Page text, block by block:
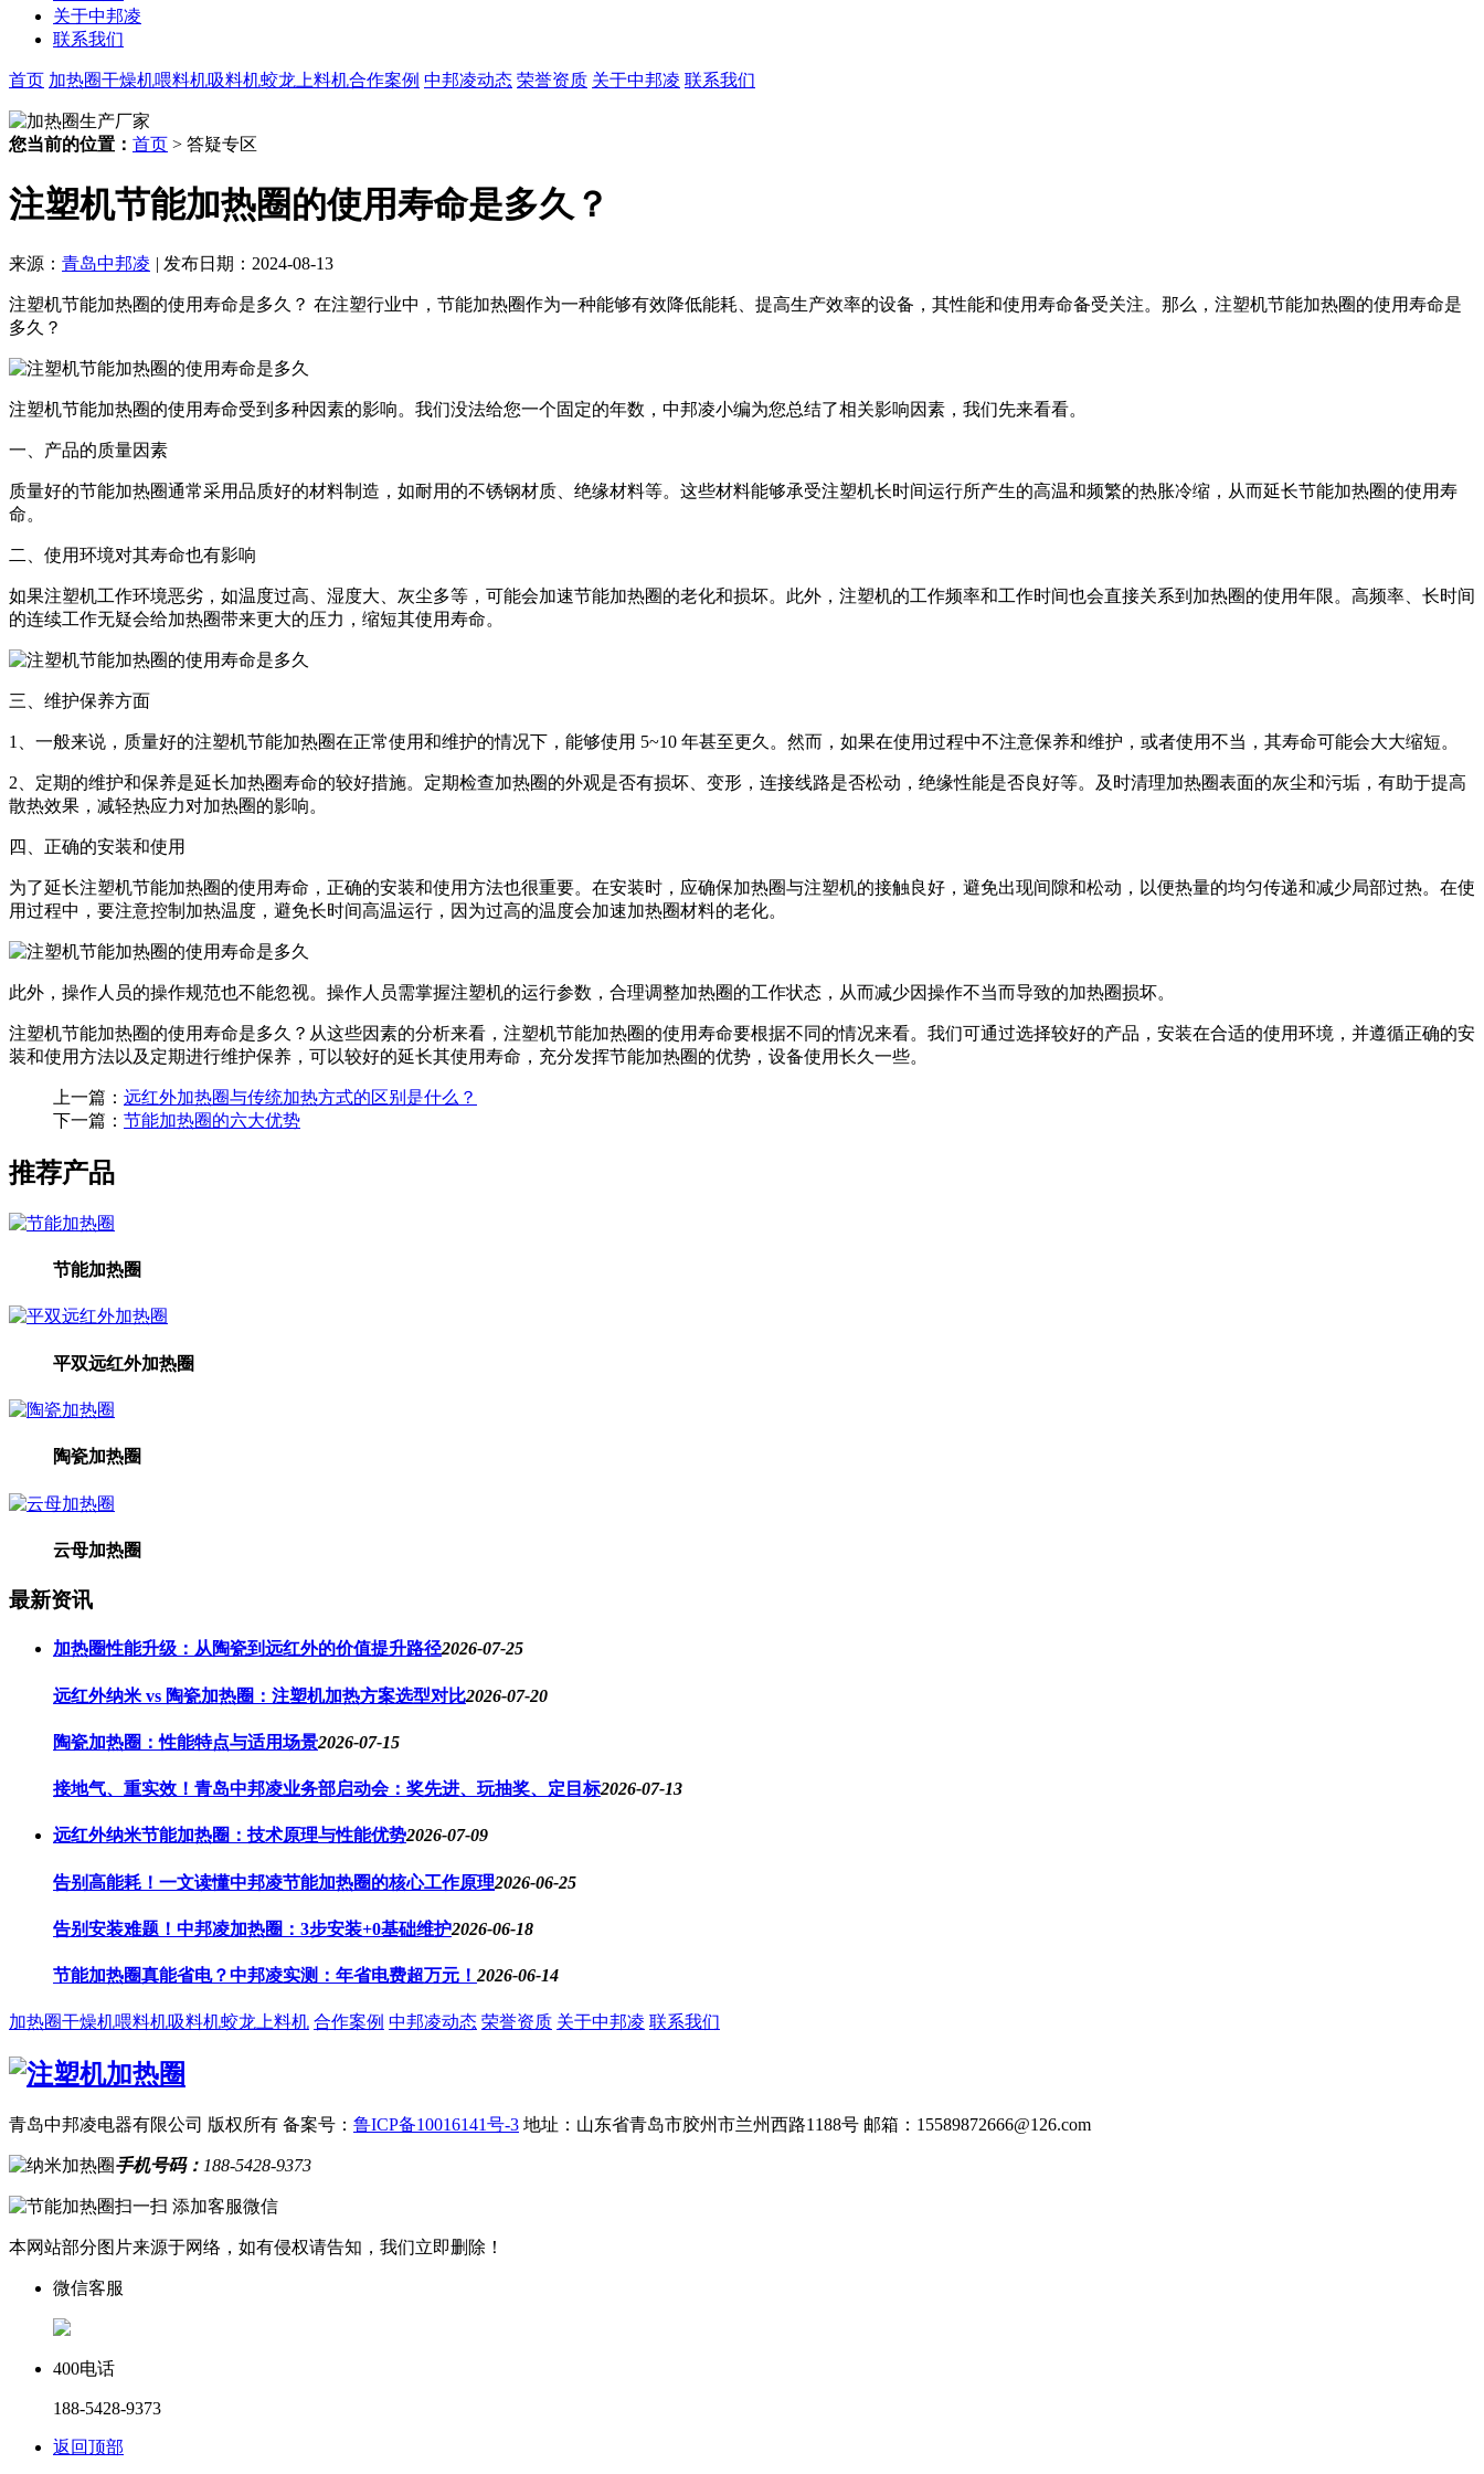
关于中邦凌
联系我们
首页 加热圈干燥机喂料机吸料机蛟龙上料机合作案例 中邦凌动态 荣誉资质 关于中邦凌 联系我们
您当前的位置： 首页 > 答疑专区
注塑机节能加热圈的使用寿命是多久？
来源： 青岛中邦凌 | 发布日期：2024-08-13
注塑机节能加热圈的使用寿命是多久？ 在注塑行业中，节能加热圈作为一种能够有效降低能耗、提高生产效率的设备，其性能和使用寿命备受关注。那么，注塑机节能加热圈的使用寿命是
多久？
注塑机节能加热圈的使用寿命受到多种因素的影响。我们没法给您一个固定的年数，中邦凌小编为您总结了相关影响因素，我们先来看看。
一、产品的质量因素
质量好的节能加热圈通常采用品质好的材料制造，如耐用的不锈钢材质、绝缘材料等。这些材料能够承受注塑机长时间运行所产生的高温和频繁的热胀冷缩，从而延长节能加热圈的使用寿
命。
二、使用环境对其寿命也有影响
如果注塑机工作环境恶劣，如温度过高、湿度大、灰尘多等，可能会加速节能加热圈的老化和损坏。此外，注塑机的工作频率和工作时间也会直接关系到加热圈的使用年限。高频率、长时间
的连续工作无疑会给加热圈带来更大的压力，缩短其使用寿命。
三、维护保养方面
1、一般来说，质量好的注塑机节能加热圈在正常使用和维护的情况下，能够使用 5~10 年甚至更久。然而，如果在使用过程中不注意保养和维护，或者使用不当，其寿命可能会大大缩短。
2、定期的维护和保养是延长加热圈寿命的较好措施。定期检查加热圈的外观是否有损坏、变形，连接线路是否松动，绝缘性能是否良好等。及时清理加热圈表面的灰尘和污垢，有助于提高
散热效果，减轻热应力对加热圈的影响。
四、正确的安装和使用
为了延长注塑机节能加热圈的使用寿命，正确的安装和使用方法也很重要。在安装时，应确保加热圈与注塑机的接触良好，避免出现间隙和松动，以便热量的均匀传递和减少局部过热。在使
用过程中，要注意控制加热温度，避免长时间高温运行，因为过高的温度会加速加热圈材料的老化。
此外，操作人员的操作规范也不能忽视。操作人员需掌握注塑机的运行参数，合理调整加热圈的工作状态，从而减少因操作不当而导致的加热圈损坏。
注塑机节能加热圈的使用寿命是多久？从这些因素的分析来看，注塑机节能加热圈的使用寿命要根据不同的情况来看。我们可通过选择较好的产品，安装在合适的使用环境，并遵循正确的安
装和使用方法以及定期进行维护保养，可以较好的延长其使用寿命，充分发挥节能加热圈的优势，设备使用长久一些。
上一篇： 远红外加热圈与传统加热方式的区别是什么？
下一篇： 节能加热圈的六大优势
推荐产品
节能加热圈
平双远红外加热圈
陶瓷加热圈
云母加热圈
最新资讯
加热圈性能升级：从陶瓷到远红外的价值提升路径2026-07-25
远红外纳米 vs 陶瓷加热圈：注塑机加热方案选型对比2026-07-20
陶瓷加热圈：性能特点与适用场景2026-07-15
接地气、重实效！青岛中邦凌业务部启动会：奖先进、玩抽奖、定目标2026-07-13
远红外纳米节能加热圈：技术原理与性能优势2026-07-09
告别高能耗！一文读懂中邦凌节能加热圈的核心工作原理2026-06-25
告别安装难题！中邦凌加热圈：3步安装+0基础维护2026-06-18
节能加热圈真能省电？中邦凌实测：年省电费超万元！ 2026-06-14
加热圈干燥机喂料机吸料机蛟龙上料机 合作案例 中邦凌动态 荣誉资质 关于中邦凌 联系我们
青岛中邦凌电器有限公司 版权所有 备案号： 鲁ICP备10016141号-3 地址：山东省青岛市胶州市兰州西路1188号 邮箱：15589872666@126.com
手机号码： 188-5428-9373
扫一扫 添加客服微信
本网站部分图片来源于网络，如有侵权请告知，我们立即删除！
微信客服
400电话
188-5428-9373
返回顶部